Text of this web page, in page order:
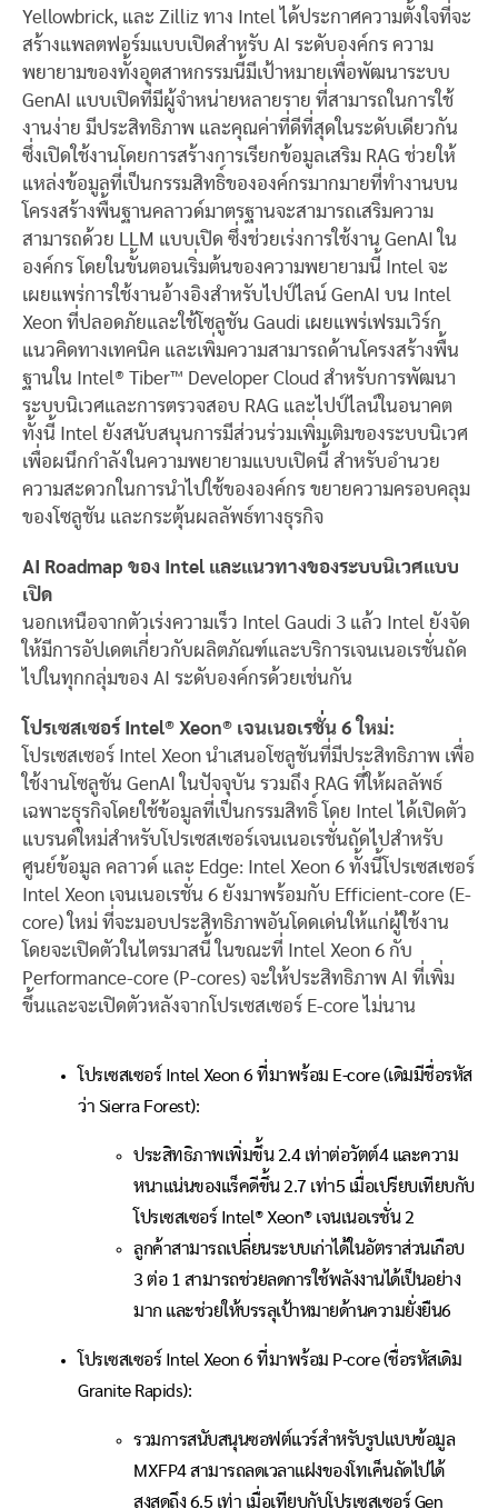
Yellowbrick, และ Zilliz ทาง Intel ได้ประกาศความตั้งใจที่จะ
สร้างแพลตฟอร์มแบบเปิดสำหรับ AI ระดับองค์กร ความ
พยายามของทั้งอุตสาหกรรมนี้มีเป้าหมายเพื่อพัฒนาระบบ
GenAI แบบเปิดที่มีผู้จำหน่ายหลายราย ที่สามารถในการใช้
งานง่าย มีประสิทธิภาพ และคุณค่าที่ดีที่สุดในระดับเดียวกัน
ซึ่งเปิดใช้งานโดยการสร้างการเรียกข้อมูลเสริม RAG ช่วยให้
แหล่งข้อมูลที่เป็นกรรมสิทธิ์ขององค์กรมากมายที่ทำงานบน
โครงสร้างพื้นฐานคลาวด์มาตรฐานจะสามารถเสริมความ
สามารถด้วย LLM แบบเปิด ซึ่งช่วยเร่งการใช้งาน GenAI ใน
องค์กร โดยในขั้นตอนเริ่มต้นของความพยายามนี้ Intel จะ
เผยแพร่การใช้งานอ้างอิงสำหรับไปป์ไลน์ GenAI บน Intel
Xeon ที่ปลอดภัยและใช้โซลูชัน Gaudi เผยแพร่เฟรมเวิร์ก
แนวคิดทางเทคนิค และเพิ่มความสามารถด้านโครงสร้างพื้น
ฐานใน
Intel® Tiber™ Developer Cloud สำหรับการพัฒนา
ระบบนิเวศและการตรวจสอบ RAG และไปป์ไลน์ในอนาคต
ทั้งนี้ Intel ยังสนับสนุนการมีส่วนร่วมเพิ่มเติมของระบบนิเวศ
เพื่อผนึกกำลังในความพยายามแบบเปิดนี้ สำหรับอำนวย
ความสะดวกในการนำไปใช้ขององค์กร ขยายความครอบคลุม
ของโซลูชัน และกระตุ้นผลลัพธ์ทางธุรกิจ
AI Roadmap ของ Intel และแนวทางของระบบนิเวศแบบ
เปิด
นอกเหนือจากตัวเร่งความเร็ว Intel Gaudi 3 แล้ว Intel ยังจัด
ให้มีการอัปเดตเกี่ยวกับผลิตภัณฑ์และบริการเจนเนอเรชั่นถัด
ไปในทุกกลุ่มของ AI ระดับองค์กรด้วยเช่นกัน
โปรเซสเซอร์ Intel® Xeon® เจนเนอเรชั่น 6 ใหม่:
โปรเซสเซอร์ Intel Xeon นำเสนอโซลูชันที่มีประสิทธิภาพ เพื่อ
ใช้งานโซลูชัน GenAI ในปัจจุบัน รวมถึง RAG ที่ให้ผลลัพธ์
เฉพาะธุรกิจโดยใช้ข้อมูลที่เป็นกรรมสิทธิ์ โดย Intel ได้เปิดตัว
แบรนด์ใหม่สำหรับโปรเซสเซอร์เจนเนอเรชั่นถัดไปสำหรับ
ศูนย์ข้อมูล คลาวด์ และ Edge: Intel Xeon 6 ทั้งนี้โปรเซสเซอร์
Intel Xeon เจนเนอเรชั่น 6 ยังมาพร้อมกับ Efficient-core (E-
core) ใหม่ ที่จะมอบประสิทธิภาพอันโดดเด่นให้แก่ผู้ใช้งาน
โดยจะเปิดตัวในไตรมาสนี้ ในขณะที่ Intel Xeon 6 กับ
Performance-core (P-cores) จะให้ประสิทธิภาพ AI ที่เพิ่ม
ขึ้นและจะเปิดตัวหลังจากโปรเซสเซอร์ E-core ไม่นาน
โปรเซสเซอร์ Intel Xeon 6 ที่มาพร้อม E-core (เดิมมีชื่อรหัส
ว่า Sierra Forest):
ประสิทธิภาพเพิ่มขึ้น 2.4 เท่าต่อวัตต์4และความ
หนาแน่นของแร็คดีขึ้น 2.7 เท่า5 เมื่อเปรียบเทียบกับ
โปรเซสเซอร์ Intel® Xeon® เจนเนอเรชั่น 2
ลูกค้าสามารถเปลี่ยนระบบเก่าได้ในอัตราส่วนเกือบ
3 ต่อ 1 สามารถช่วยลดการใช้พลังงานได้เป็นอย่าง
มาก และช่วยให้บรรลุเป้าหมายด้านความยั่งยืน6
โปรเซสเซอร์ Intel Xeon 6 ที่มาพร้อม P-core (ชื่อรหัสเดิม
Granite Rapids):
รวมการสนับสนุนซอฟต์แวร์สำหรับรูปแบบข้อมูล
MXFP4 สามารถลดเวลาแฝงของโทเค็นถัดไปได้
สูงสุดถึง 6.5 เท่า เมื่อเทียบกับโปรเซสเซอร์ Gen